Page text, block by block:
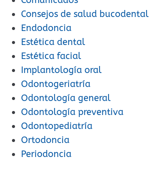
Consejos de salud bucodental
Endodoncia
Estética dental
Estética facial
Implantología oral
Odontogeriatría
Odontología general
Odontología preventiva
Odontopediatría
Ortodoncia
Periodoncia